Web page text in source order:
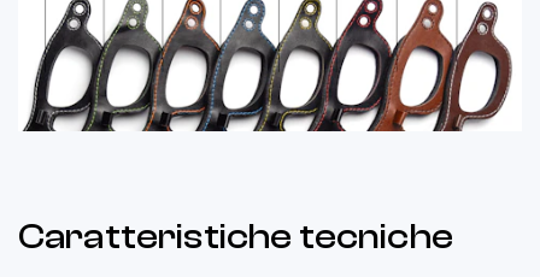
Caratteristiche tecniche